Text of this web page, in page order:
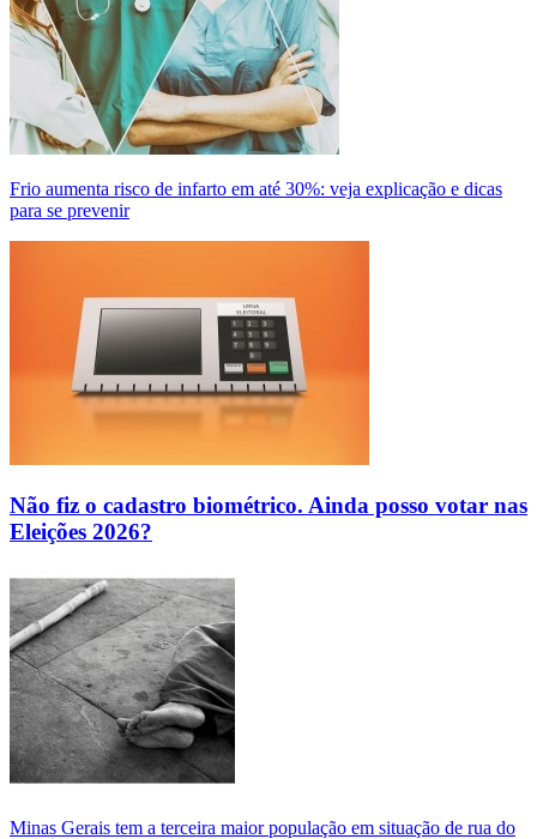
Frio aumenta risco de infarto em até 30%: veja explicação e dicas
para se prevenir
Não fiz o cadastro biométrico. Ainda posso votar nas
Eleições 2026?
Minas Gerais tem a terceira maior população em situação de rua do